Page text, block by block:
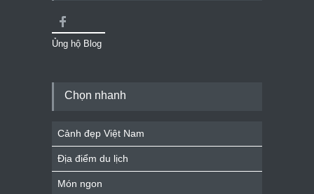
Ủng hộ Blog
Chọn nhanh
Cảnh đẹp Việt Nam
Địa điểm du lịch
Món ngon